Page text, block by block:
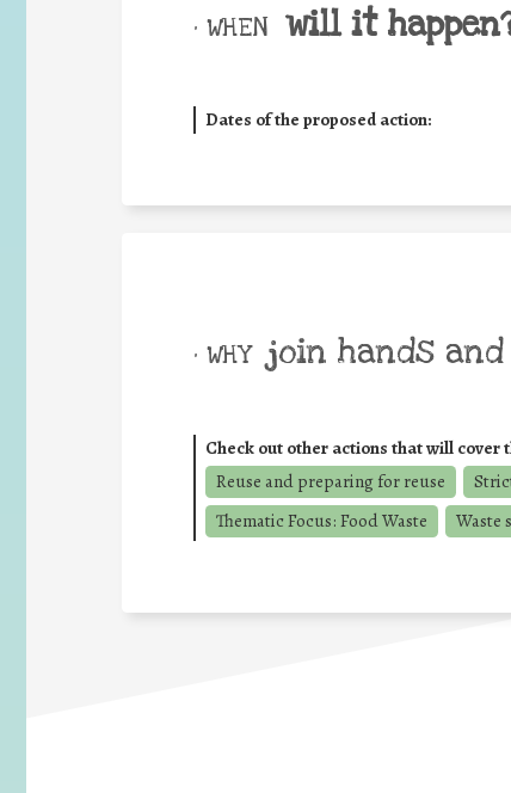
• WHEN will it
Dates of the proposed action:
• WHY join hands
Check out other actions that will cover
Reuse and preparing for reuse
Thematic Focus: Food Waste
Waste